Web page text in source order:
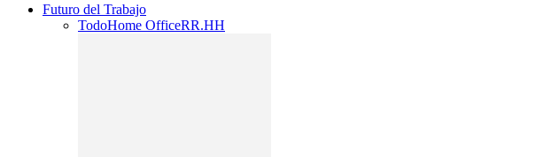
Futuro del Trabajo
TodoHome OfficeRR.HH